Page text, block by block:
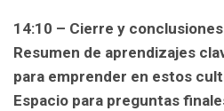
14:10 – Cierre y
Resumen de aprendizajes
para emprender en estos
Espacio para preguntas